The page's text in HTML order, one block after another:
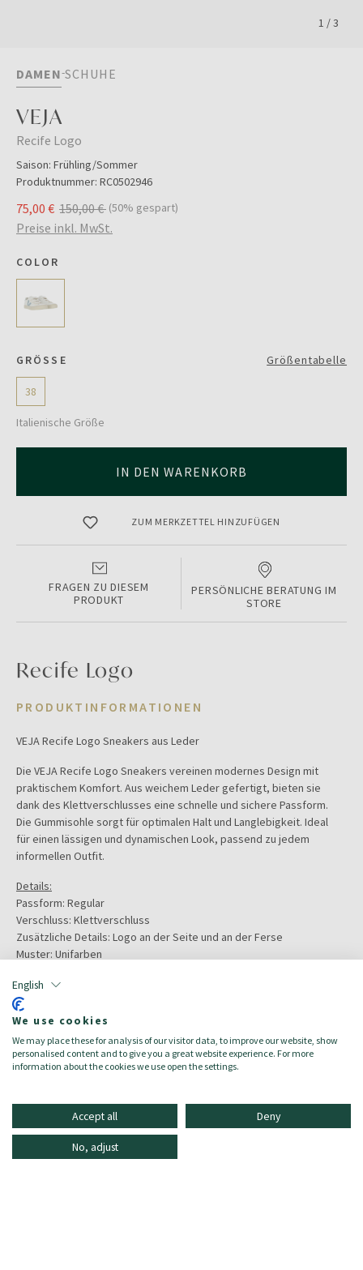
English
We use cookies
We may place these for analysis of our visitor data, to improve our website, show
personalised content and to give you a great website experience. For more
information about the cookies we use open the settings.
Accept all Deny
No, adjust
1 /3
DAMEN SCHUHE
VEJA
Recife Logo
Saison: Frühling/Sommer
Produktnummer: RC0502946
75,00 € 150,00 € (50% gespart)
Preise inkl. MwSt.
COLOR
GRÖSSE Größentabelle
38
Italienische Größe
IN DEN WARENKORB
ZUM MERKZETTEL HINZUFÜGEN
FRAGEN ZU DIESEM
PRODUKT
PERSÖNLICHE BERATUNG IM
STORE
Recife Logo
PRODUKTINFORMATIONEN
VEJA Recife Logo Sneakers aus Leder
Die VEJA Recife Logo Sneakers vereinen modernes Design mit
praktischem Komfort. Aus weichem Leder gefertigt, bieten sie
dank des Klettverschlusses eine schnelle und sichere Passform.
Die Gummisohle sorgt für optimalen Halt und Langlebigkeit. Ideal
für einen lässigen und dynamischen Look, passend zu jedem
informellen Outfit.
Details:
Passform: Regular
Verschluss: Klettverschluss
Zusätzliche Details: Logo an der Seite und an der Ferse
Muster: Unifarben
Color:
Größe:
Hauptmaterial: Leder
Zielgruppe: Damen/Donna
made_in: Brasilien